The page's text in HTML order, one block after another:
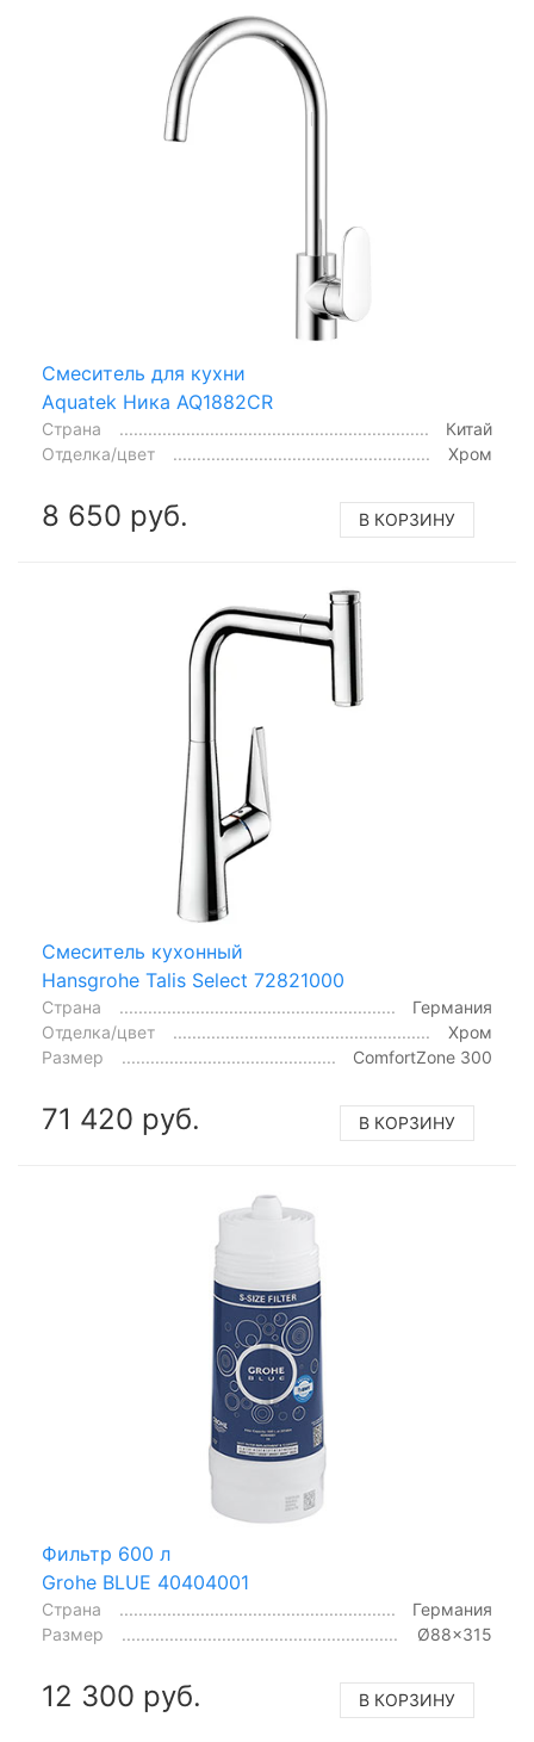
Смеситель для кухни
Aquatek Ника AQ1882CR
Страна
Китай
Отделка/цвет
Хром
8 650 руб. В КОРЗИНУ
Смеситель кухонный
Hansgrohe Talis Select 72821000
Страна
Германия
Отделка/цвет
Хром
Размер
ComfortZone 300
71 420 руб. В КОРЗИНУ
Фильтр 600 л
Grohe BLUE 40404001
Страна
Германия
Размер
Ø88x315
12 300 руб. В КОРЗИНУ